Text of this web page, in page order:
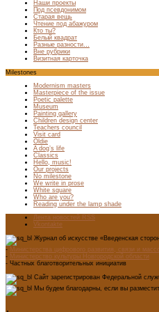
Наши проекты
Под псевдонимом
Старая вещь
Чтение под абажуром
Кто ты?
Белый квадрат
Разные разности…
Вне рубрики
Визитная карточка
Milestones
Modernism masters
Masterpiece of the issue
Poetic palette
Museum
Painting gallery
Children design center
Teachers council
Visit card
Oldie
A dog’s life
Classics
Hello, music!
Our projects
No milestone
We write in prose
White square
Who are you?
Reading under the lamp shade
Лента новостей RSS
Vkontakte
Журнал об искусстве «Введенская
- Министерства цифрового развития, связи и
- Министерство культуры Новгородской области
- Частных благотворительных инициатив
Сайт зарегистрирован Федеральной
Мы будем благодарны, если вы